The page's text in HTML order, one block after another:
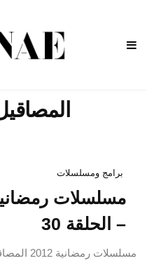
المصاقيل
برامج ومسلسلات
– الحلقة 30